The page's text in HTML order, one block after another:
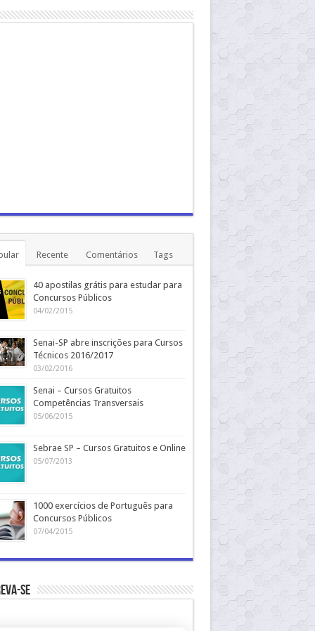
Recente Comentários Tags
40 apostilas grátis para estudar para
Concursos Públicos
04/02/2015
Senai-SP abre inscrições para Cursos
Técnicos 2016/2017
03/02/2016
Senai – Cursos Gratuitos
Competências Transversais
05/06/2015
Sebrae SP – Cursos Gratuitos e Online
05/07/2013
1000 exercícios de Português para
Concursos Públicos
07/04/2015
se